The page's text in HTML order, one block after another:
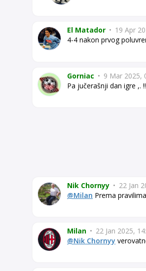
El Matador • 19 Apr
4-4 nakon prvog
Gorniac • 9 Mar 2025,
Pa jučerašnji dan igre ,.
Nik Chornyy • 22 Jan
@Milan Prema
Milan • 22 Jan 2025,
@Nik Chornyy